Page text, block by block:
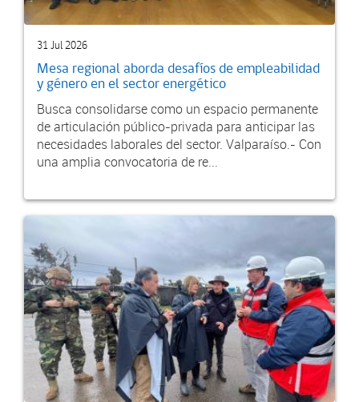
31 Jul 2026
Mesa regional aborda desafíos de empleabilidad
y género en el sector energético
Busca consolidarse como un espacio permanente
de articulación público-privada para anticipar las
necesidades laborales del sector. Valparaíso.- Con
una amplia convocatoria de re...